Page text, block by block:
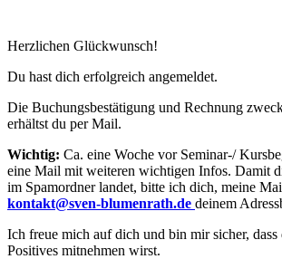
Herzlichen Glückwunsch!
Du hast dich erfolgreich angemeldet.
Die Buchungsbestätigung und Rechnung
erhältst du per Mail.
Wichtig: Ca. eine Woche vor Seminar-/
eine Mail mit weiteren wichtigen Infos. Damit
im Spamordner landet, bitte ich dich, meine
kontakt@sven-blumenrath.de deinem
Ich freue mich auf dich und bin mir sicher, dass
Positives mitnehmen wirst.